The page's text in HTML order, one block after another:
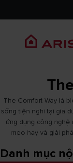
The Comfort Way là
sống tiện nghi tại gia
ứng dụng công nghệ
mẹo hay và giải
Danh mục